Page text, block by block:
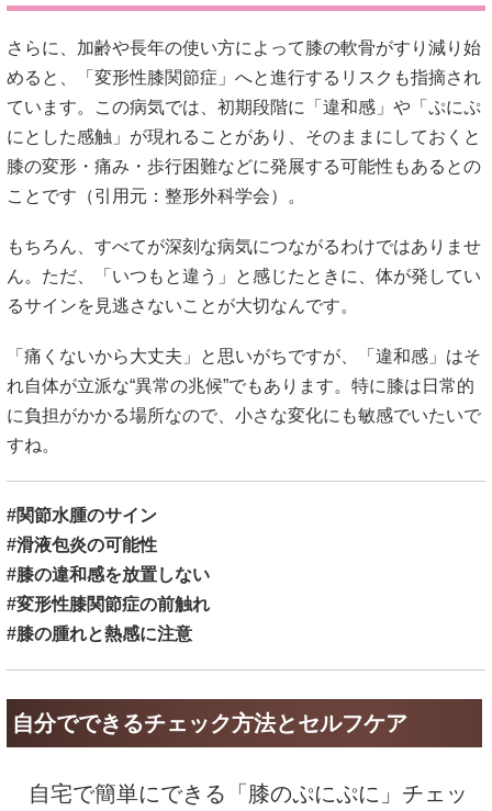
さらに、加齢や長年の使い方によって膝の軟骨がすり減り始
めると、「変形性膝関節症」へと進行するリスクも指摘され
ています。この病気では、初期段階に「違和感」や「ぷにぷ
にとした感触」が現れることがあり、そのままにしておくと
膝の変形・痛み・歩行困難などに発展する可能性もあるとの
ことです（引用元： 整形外科学会）。
もちろん、すべてが深刻な病気につながるわけではありませ
ん。ただ、「いつもと違う」と感じたときに、体が発してい
るサインを見逃さないことが大切なんです。
「痛くないから大丈夫」と思いがちですが、「違和感」はそ
れ自体が立派な“異常の兆候”でもあります。特に膝は日常的
に負担がかかる場所なので、小さな変化にも敏感でいたいで
すね。
#関節水腫のサイン
#滑液包炎の可能性
#膝の違和感を放置しない
#変形性膝関節症の前触れ
#膝の腫れと熱感に注意
自分でできるチェック方法とセルフケア
自宅で簡単にできる「膝のぷにぷに」チェッ